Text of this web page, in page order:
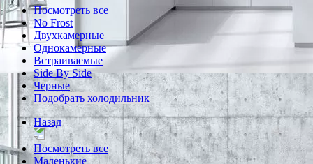
Посмотреть все
No Frost
Двухкамерные
Однокамерные
Встраиваемые
Side By Side
Черные
Подобрать холодильник
Назад
Посмотреть все
Маленькие